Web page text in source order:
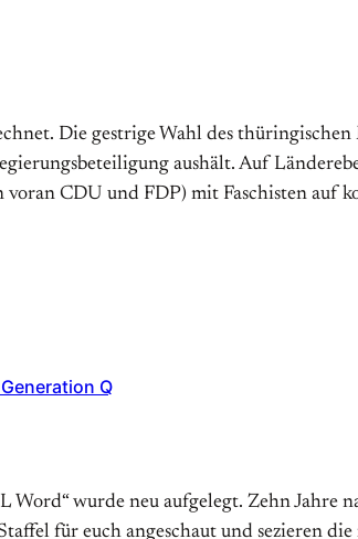
Die gestrige Wahl des
aushält. Auf
CDU und FDP) mit Faschisten auf
Q
wurde neu aufgelegt. Zehn Jahre
für euch angeschaut und sezieren